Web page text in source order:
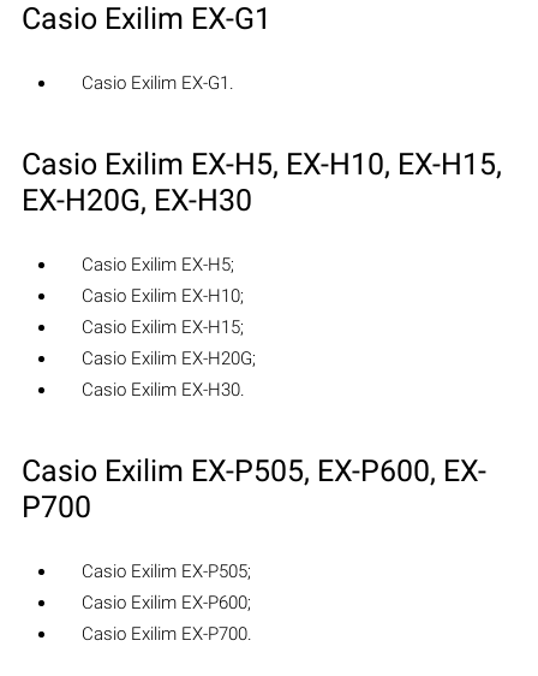
Casio Exilim EX-G1
Casio Exilim EX-G1.
Casio Exilim EX-H5, EX-H10, EX-H15,
EX-H20G, EX-H30
Casio Exilim EX-H5;
Casio Exilim EX-H10;
Casio Exilim EX-H15;
Casio Exilim EX-H20G;
Casio Exilim EX-H30.
Casio Exilim EX-P505, EX-P600, EX-
P700
Casio Exilim EX-P505;
Casio Exilim EX-P600;
Casio Exilim EX-P700.